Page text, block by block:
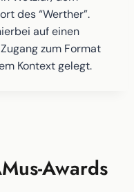
des “Werther”.
auf einen
zum Format
Kontext gelegt.
Awards